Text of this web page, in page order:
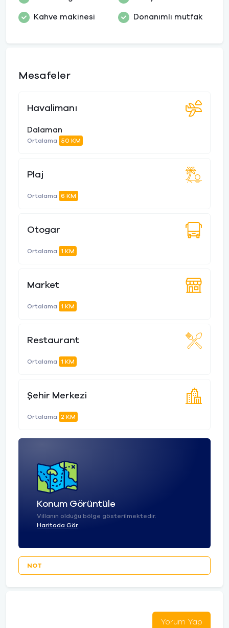
Kahve makinesi Donanımlı mutfak
Mesafeler
Havalimanı
Dalaman
Ortalama 50 KM
Plaj
Ortalama 6 KM
Otogar
Ortalama 1 KM
Market
Ortalama 1 KM
Restaurant
Ortalama 1 KM
Şehir Merkezi
Ortalama 2 KM
Konum Görüntüle
Villanın olduğu bölge gösterilmektedir.
Haritada Gör
NOT
Yorum Yap